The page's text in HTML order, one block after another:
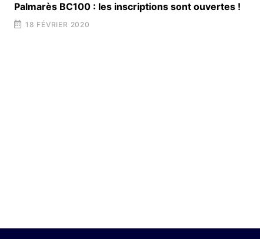
Palmarès BC100 : les inscriptions sont ouvertes !
18 FÉVRIER 2020